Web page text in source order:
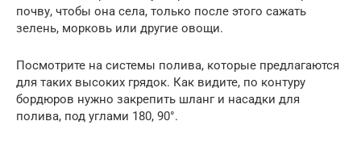
почву, чтобы она села, только после этого сажать
зелень, морковь или другие овощи.
Посмотрите на системы полива, которые предлагаются
для таких высоких грядок. Как видите, по контуру
бордюров нужно закрепить шланг и насадки для
полива, под углами 180, 90°.